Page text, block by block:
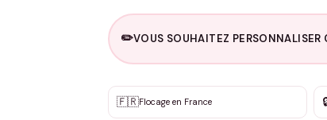
✏️VOUS SOUHAITEZ PERSONNALISER
✨ Personnalisation sur mesure
DEVIS GRATUIT · Personnalisation de 3 à
🇫🇷Flocage en France